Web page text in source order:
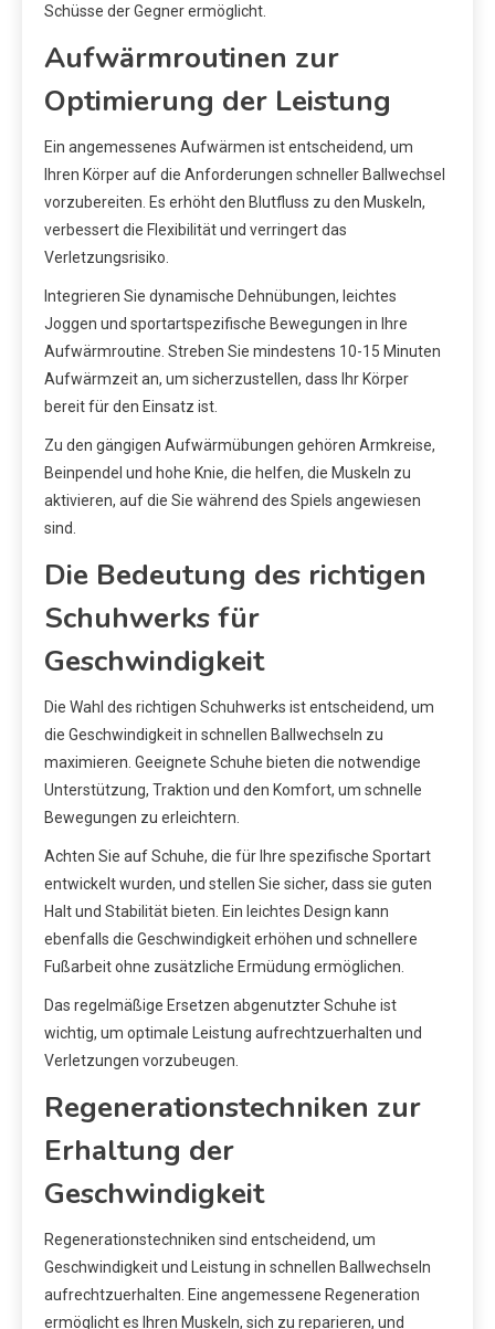
Schüsse der Gegner ermöglicht.
Aufwärmroutinen zur
Optimierung der Leistung
Ein angemessenes Aufwärmen ist entscheidend, um
Ihren Körper auf die Anforderungen schneller Ballwechsel
vorzubereiten. Es erhöht den Blutfluss zu den Muskeln,
verbessert die Flexibilität und verringert das
Verletzungsrisiko.
Integrieren Sie dynamische Dehnübungen, leichtes
Joggen und sportartspezifische Bewegungen in Ihre
Aufwärmroutine. Streben Sie mindestens 10-15 Minuten
Aufwärmzeit an, um sicherzustellen, dass Ihr Körper
bereit für den Einsatz ist.
Zu den gängigen Aufwärmübungen gehören Armkreise,
Beinpendel und hohe Knie, die helfen, die Muskeln zu
aktivieren, auf die Sie während des Spiels angewiesen
sind.
Die Bedeutung des richtigen
Schuhwerks für
Geschwindigkeit
Die Wahl des richtigen Schuhwerks ist entscheidend, um
die Geschwindigkeit in schnellen Ballwechseln zu
maximieren. Geeignete Schuhe bieten die notwendige
Unterstützung, Traktion und den Komfort, um schnelle
Bewegungen zu erleichtern.
Achten Sie auf Schuhe, die für Ihre spezifische Sportart
entwickelt wurden, und stellen Sie sicher, dass sie guten
Halt und Stabilität bieten. Ein leichtes Design kann
ebenfalls die Geschwindigkeit erhöhen und schnellere
Fußarbeit ohne zusätzliche Ermüdung ermöglichen.
Das regelmäßige Ersetzen abgenutzter Schuhe ist
wichtig, um optimale Leistung aufrechtzuerhalten und
Verletzungen vorzubeugen.
Regenerationstechniken zur
Erhaltung der
Geschwindigkeit
Regenerationstechniken sind entscheidend, um
Geschwindigkeit und Leistung in schnellen Ballwechseln
aufrechtzuerhalten. Eine angemessene Regeneration
ermöglicht es Ihren Muskeln, sich zu reparieren, und